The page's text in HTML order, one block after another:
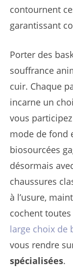
contournent
garantissant
Porter des
souffrance
cuir. Chaque
incarne un
vous
mode de fond
biosourcées
désormais
chaussures
à l’usure,
cochent
large choix de
vous rendre
spécialisées.